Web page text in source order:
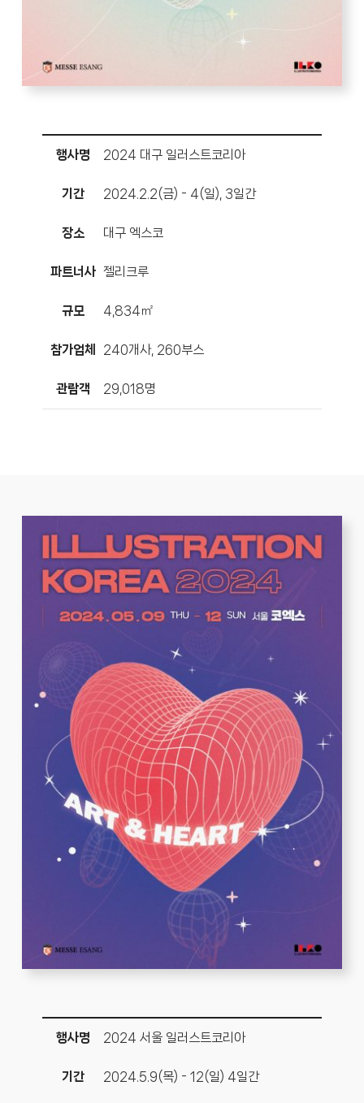
행사명 2024 대구 일러스트코리아
기간 2024.2.2(금) - 4(일), 3일간
장소 대구 엑스코
파트너사 젤리크루
규모 4,834㎡
참가업체 240개사, 260부스
관람객 29,018명
행사명 2024 서울 일러스트코리아
기간 2024.5.9(목) - 12(일) 4일간